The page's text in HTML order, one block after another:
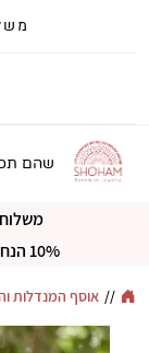
שהם
משלוח
10% הנחה בקניה הראשונה למצטרפות למועדון
// אוסף המנדלות